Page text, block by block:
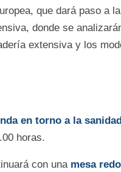
que dará paso a
donde se
extensiva y los
en torno a la
horas.
con una mesa